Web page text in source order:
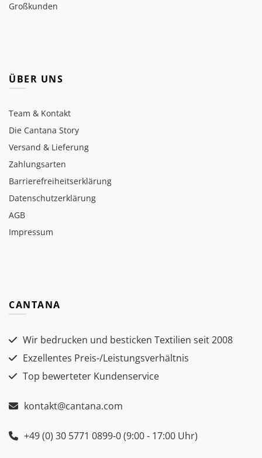
Großkunden
ÜBER UNS
Team & Kontakt
Die Cantana Story
Versand & Lieferung
Zahlungsarten
Barrierefreiheitserklärung
Datenschutzerklärung
AGB
Impressum
CANTANA
Wir bedrucken und besticken Textilien seit 2008
Exzellentes Preis-/Leistungsverhältnis
Top bewerteter Kundenservice
kontakt@cantana.com
+49 (0) 30 5771 0899-0 (9:00 - 17:00 Uhr)